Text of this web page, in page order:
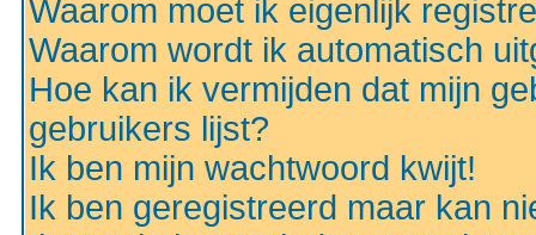
Waarom moet ik eigenlijk
Waarom wordt ik automatisch
Hoe kan ik vermijden dat mijn
gebruikers lijst?
Ik ben mijn wachtwoord kwijt!
Ik ben geregistreerd maar kan